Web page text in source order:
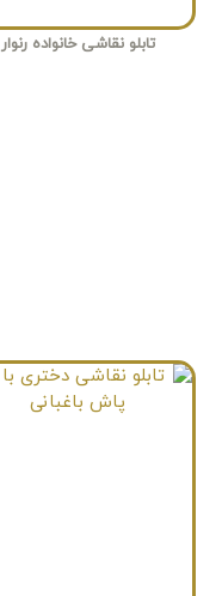
تابلو نقاشی خانواده رنوار